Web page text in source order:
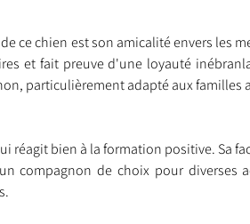
ce chien est son amicalité envers les
et fait preuve d'une loyauté
particulièrement adapté aux familles
réagit bien à la formation positive. Sa
compagnon de choix pour diverses